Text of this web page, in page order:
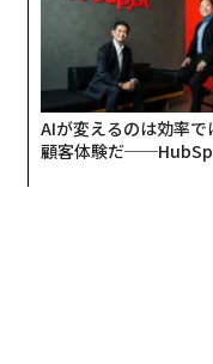
AIが変えるのは効率で
顧客体験だ